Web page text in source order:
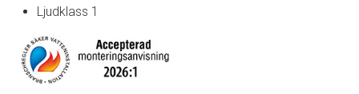
Ljudklass 1